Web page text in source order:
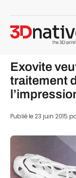
Exovite
traitement
Publié le 23 juin 2015